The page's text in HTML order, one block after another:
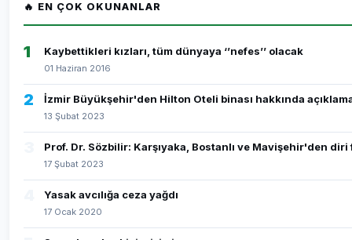
🔥 EN ÇOK OKUNANLAR
1 Kaybettikleri kızları, tüm dünyaya ‘’nefes’’ olacak
01 Haziran 2016
2 İzmir Büyükşehir'den Hilton Oteli binası hakkında
13 Şubat 2023
Prof. Dr. Sözbilir: Karşıyaka, Bostanlı ve Mavişehir'den
17 Şubat 2023
Yasak avcılığa ceza yağdı
17 Ocak 2020